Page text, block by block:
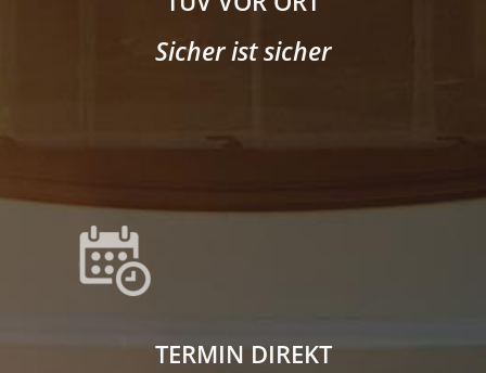
Sicher ist sicher
TERMIN DIREKT